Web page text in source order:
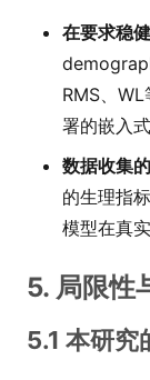
在要求稳
RMS、
署的嵌入
数据收集
的生理指
模型在真
5. 局限性
5.1 本研究